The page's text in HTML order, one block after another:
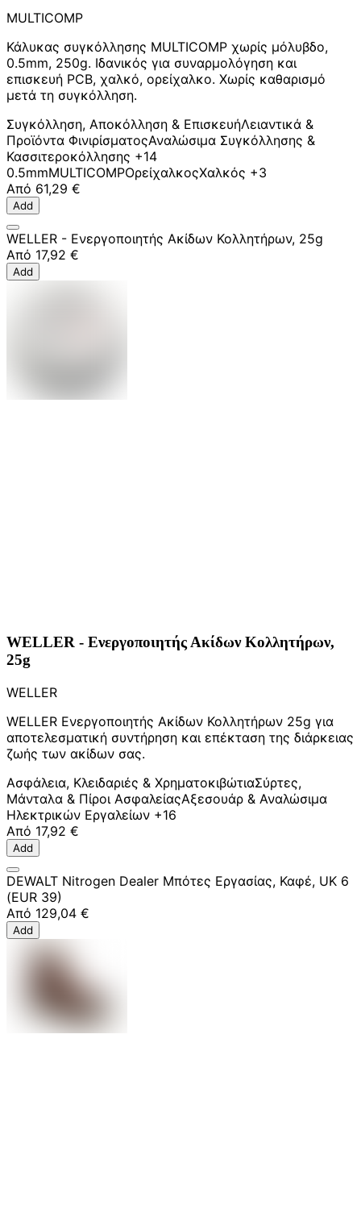
MULTICOMP
Κάλυκας συγκόλλησης MULTICOMP χωρίς μόλυβδο,
0.5mm, 250g. Ιδανικός για συναρμολόγηση και
επισκευή PCB, χαλκό, ορείχαλκο. Χωρίς καθαρισμό
μετά τη συγκόλληση.
Συγκόλληση, Αποκόλληση & ΕπισκευήΛειαντικά &
Προϊόντα ΦινιρίσματοςΑναλώσιμα Συγκόλλησης &
Κασσιτεροκόλλησης +14
0.5mmMULTICOMPΟρείχαλκοςΧαλκός +3
Από 61,29 €
Add
WELLER - Ενεργοποιητής Ακίδων Κολλητήρων, 25g
Από 17,92 €
Add
WELLER - Ενεργοποιητής Ακίδων Κολλητήρων,
25g
WELLER
WELLER Ενεργοποιητής Ακίδων Κολλητήρων 25g για
αποτελεσματική συντήρηση και επέκταση της διάρκειας
ζωής των ακίδων σας.
Ασφάλεια, Κλειδαριές & ΧρηματοκιβώτιαΣύρτες,
Μάνταλα & Πίροι ΑσφαλείαςΑξεσουάρ & Αναλώσιμα
Ηλεκτρικών Εργαλείων +16
Από 17,92 €
Add
DEWALT Nitrogen Dealer Μπότες Εργασίας, Καφέ, UK 6
(EUR 39)
Από 129,04 €
Add